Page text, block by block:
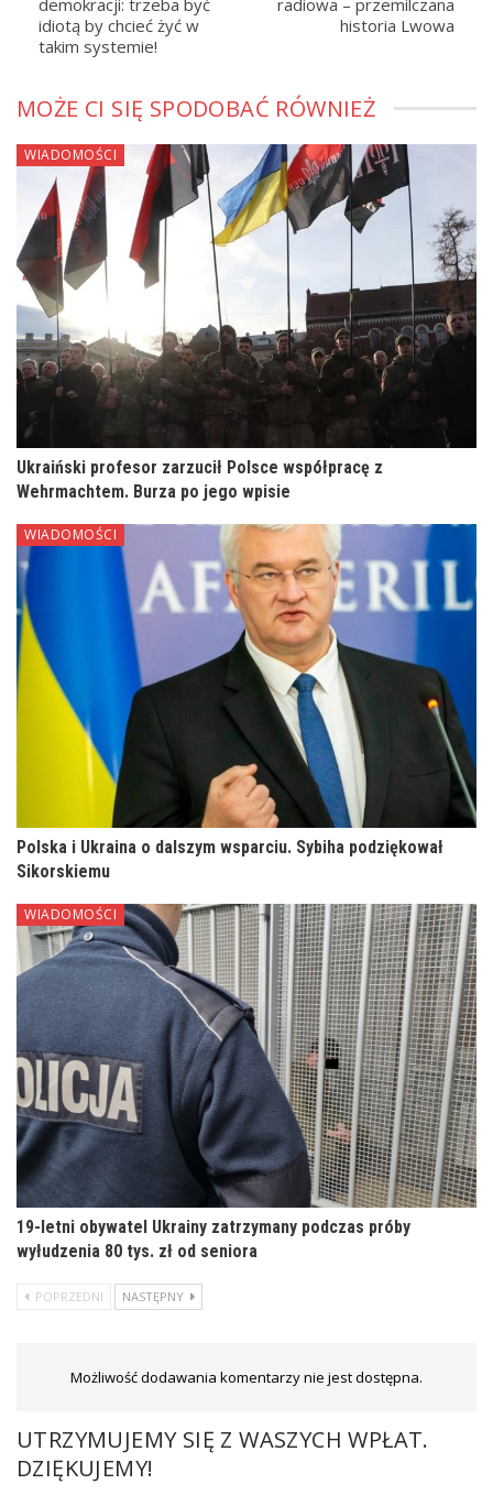
demokracji: trzeba być
idiotą by chcieć żyć w
takim systemie!
radiowa – przemilczana
historia Lwowa
MOŻE CI SIĘ SPODOBAĆ RÓWNIEŻ
WIADOMOŚCI
Ukraiński profesor zarzucił Polsce współpracę z
Wehrmachtem. Burza po jego wpisie
WIADOMOŚCI
Polska i Ukraina o dalszym wsparciu. Sybiha podziękował
Sikorskiemu
WIADOMOŚCI
19-letni obywatel Ukrainy zatrzymany podczas próby
wyłudzenia 80 tys. zł od seniora
POPRZEDNI NASTĘPNY
Możliwość dodawania komentarzy nie jest dostępna.
UTRZYMUJEMY SIĘ Z WASZYCH WPŁAT.
DZIĘKUJEMY!